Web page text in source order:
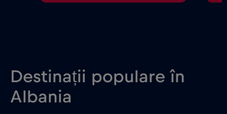
Destinații populare în
Albania